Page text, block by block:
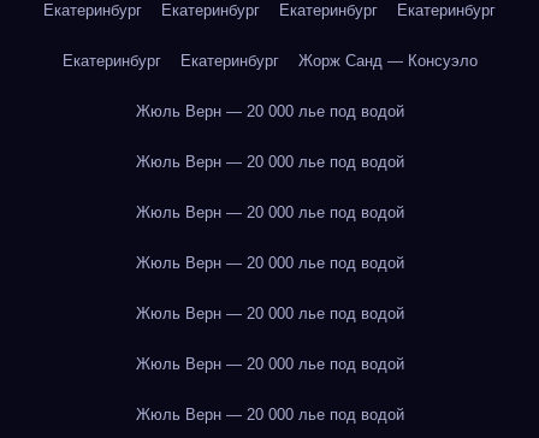
Екатеринбург Екатеринбург Екатеринбург Екатеринбург
Екатеринбург Екатеринбург Жорж Санд — Консуэло
Жюль Верн — 20 000 лье под водой
Жюль Верн — 20 000 лье под водой
Жюль Верн — 20 000 лье под водой
Жюль Верн — 20 000 лье под водой
Жюль Верн — 20 000 лье под водой
Жюль Верн — 20 000 лье под водой
Жюль Верн — 20 000 лье под водой